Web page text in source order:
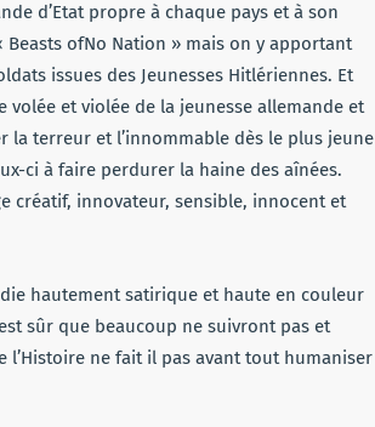
d’Etat propre à chaque pays et à son
ofNo Nation » mais on y apportant
issues des Jeunesses Hitlériennes. Et
et violée de la jeunesse allemande et
terreur et l’innommable dès le plus jeune
ci à faire perdurer la haine des aînées.
créatif, innovateur, sensible, innocent et
hautement satirique et haute en couleur
sûr que beaucoup ne suivront pas et
ne fait il pas avant tout humaniser